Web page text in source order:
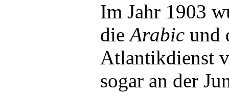
Im Jahr 1903
dieArabic und
Atlantikdienst
sogar an der